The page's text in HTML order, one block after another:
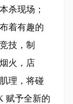
杀现场；
着有趣的
技，制
火，店
理，将碰
赋予全新的